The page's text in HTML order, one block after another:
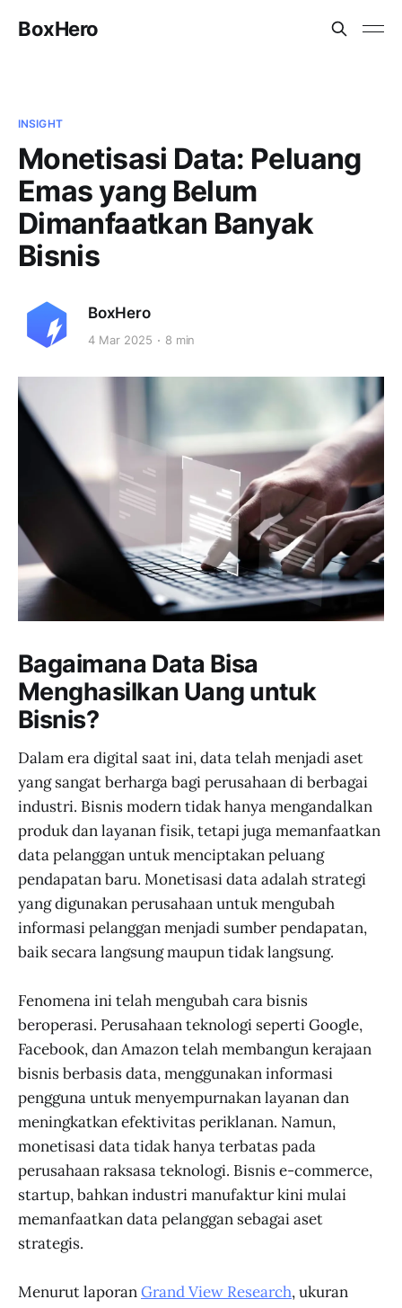
BoxHero
INSIGHT
Monetisasi Data: Peluang
Emas yang Belum
Dimanfaatkan Banyak
Bisnis
BoxHero
4 Mar 2025 8 min
Bagaimana Data Bisa
Menghasilkan Uang untuk
Bisnis?
Dalam era digital saat ini, data telah menjadi aset
yang sangat berharga bagi perusahaan di berbagai
industri. Bisnis modern tidak hanya mengandalkan
produk dan layanan fisik, tetapi juga memanfaatkan
data pelanggan untuk menciptakan peluang
pendapatan baru. Monetisasi data adalah strategi
yang digunakan perusahaan untuk mengubah
informasi pelanggan menjadi sumber pendapatan,
baik secara langsung maupun tidak langsung.
Fenomena ini telah mengubah cara bisnis
beroperasi. Perusahaan teknologi seperti Google,
Facebook, dan Amazon telah membangun kerajaan
bisnis berbasis data, menggunakan informasi
pengguna untuk menyempurnakan layanan dan
meningkatkan efektivitas periklanan. Namun,
monetisasi data tidak hanya terbatas pada
perusahaan raksasa teknologi. Bisnis e-commerce,
startup, bahkan industri manufaktur kini mulai
memanfaatkan data pelanggan sebagai aset
strategis.
Menurut laporanGrand View Research, ukuran